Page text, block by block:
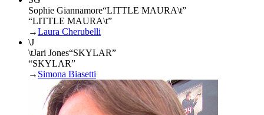
Sophie Giannamore“LITTLE MAURA\t”
“LITTLE MAURA\t”
→Laura Cherubelli
\J
\tJari Jones“SKYLAR”
“SKYLAR”
→ Simona Biasetti